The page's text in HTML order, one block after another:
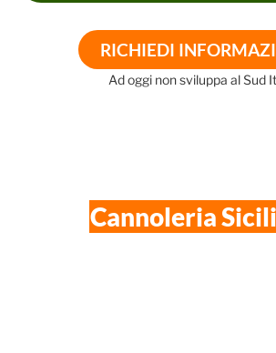
RICHIEDI
Ad oggi non sviluppa al Sud
Cannoleria